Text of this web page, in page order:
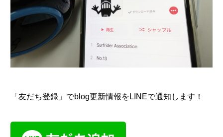
「友だち登録」でblog更新情報をLINEで通知します！